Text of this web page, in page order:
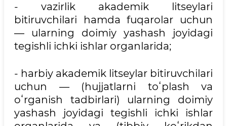
- vazirlik akademik litseylari
bitiruvchilari hamda fuqarolar uchun
— ularning doimiy yashash joyidagi
tegishli ichki ishlar organlarida;
- harbiy akademik litseylar bitiruvchilari
uchun — (hujjatlarni toʻplash va
oʻrganish tadbirlari) ularning doimiy
yashash joyidagi tegishli ichki ishlar